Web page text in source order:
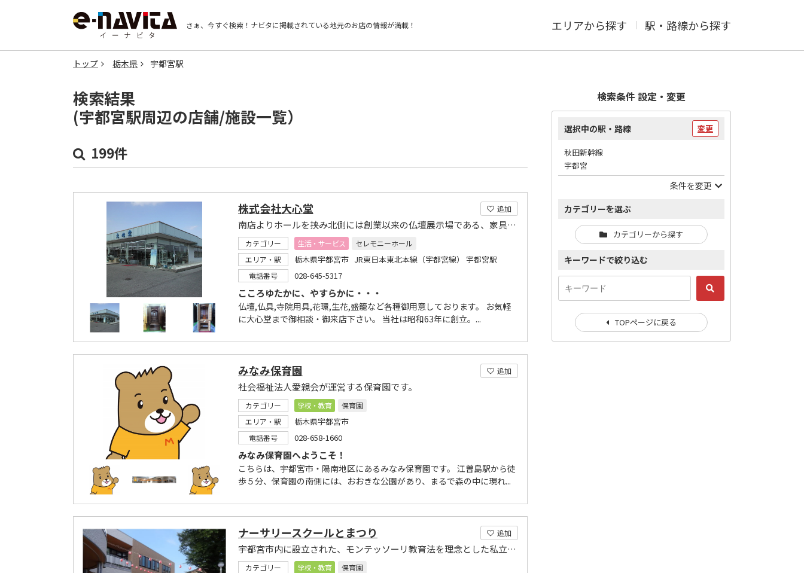
さぁ、今すぐ検索！ ナビタに掲載されている地元のお店の情報が満載！ エリアから探す 駅・路線から探す
トップ 栃木県 宇都宮駅
検索結果
(宇都宮駅周辺の店舗/施設一覧）
199件
追加
株式会社大心堂
南店よりホールを挟み北側には創業以来の仏壇展示場である、家具調を中心とした大心堂本店がございます。南店には従来型の唐木の仏壇が展示してあります。
カテゴリー 生活・サービス
セレモニーホール
エリア・駅
栃木県宇都宮市 JR東日本東北本線（宇都宮線） 宇都宮駅
電話番号 028-645-5317
こころゆたかに、やすらかに・・・
仏壇,仏具,寺院用具,花環,生花,盛籠など各種御用意しております。 お気軽
に大心堂まで御相談・御来店下さい。 当社は昭和63年に創立。...
追加
みなみ保育園
社会福祉法人愛親会が運営する保育園です。
カテゴリー 学校・教育
保育園
エリア・駅
栃木県宇都宮市
電話番号 028-658-1660
みなみ保育園へようこそ！
こちらは、宇都宮市・陽南地区にあるみなみ保育園です。 江曽島駅から徒
歩５分、保育園の南側には、おおきな公園があり、まるで森の中に現れ...
追加
ナーサリースクールとまつり
宇都宮市内に設立された、モンテッソーリ教育法を理念とした私立保育園です
カテゴリー 学校・教育
保育園
検索条件 設定・変更
選択中の駅・路線 変更
秋田新幹線
宇都宮
条件を変更
カテゴリーを選ぶ
カテゴリーから探す
キーワードで絞り込む
TOPページに戻る